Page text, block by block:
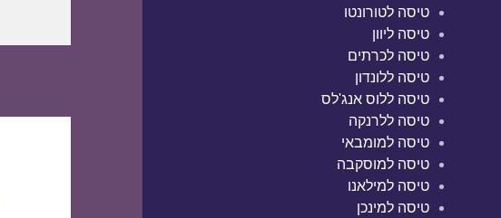
טיסה לטורונטו
טיסה ליוון
טיסה לכרתים
טיסה ללונדון
טיסה ללוס אנג'לס
טיסה ללרנקה
טיסה למומבאי
טיסה למוסקבה
טיסה למילאנו
טיסה למינכן